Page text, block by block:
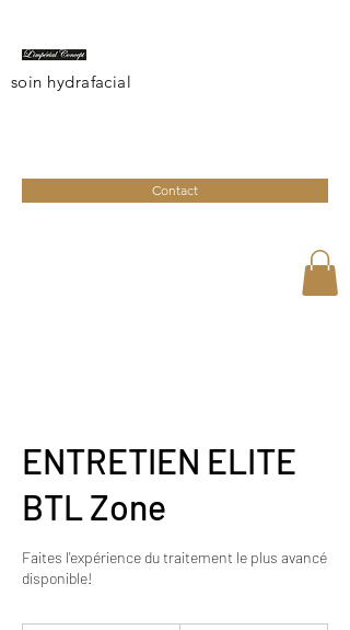
soin hydrafacial
Contact
ENTRETIEN ELITE
BTL Zone
Faites l'expérience du traitement le plus avancé
disponible!